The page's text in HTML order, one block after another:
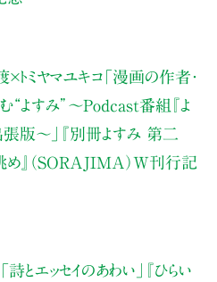
ミヤマユキコ「漫画の作者・
“よすみ” 〜Podcast番組『よ
版〜」
『別冊よすみ 第二
め』（SORAJIMA）W刊行記
「詩とエッセイのあわい」
『ひらい